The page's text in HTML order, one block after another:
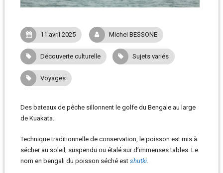
11 avril 2025 Michel BESSONE
Découverte culturelle Sujets variés
Voyages
Des bateaux de pêche sillonnent le golfe du Bengale au large
de Kuakata.
Technique traditionnelle de conservation, le poisson est mis à
sécher au soleil, suspendu ou étalé sur d’immenses tables. Le
nom en bengali du poisson séché est shutki.